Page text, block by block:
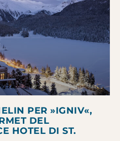
PER »IGNIV«,
DEL
HOTEL DI ST.